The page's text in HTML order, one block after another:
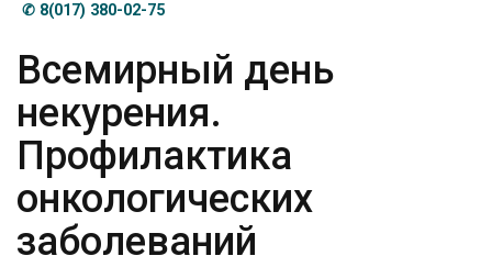
✆ 8(017) 380-02-75
Всемирный день
некурения.
Профилактика
онкологических
заболеваний